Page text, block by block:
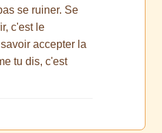
se ruiner. Se
c'est le
accepter la
tu dis, c'est